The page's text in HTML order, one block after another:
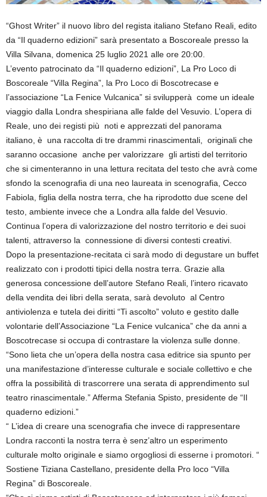
“Ghost Writer” il nuovo libro del regista italiano Stefano Reali, edito
da “Il quaderno edizioni” sarà presentato a Boscoreale presso la
Villa Silvana, domenica 25 luglio 2021 alle ore 20:00.
L’evento patrocinato da “Il quaderno edizioni”, La Pro Loco di
Boscoreale “Villa Regina”, la Pro Loco di Boscotrecase e
l’associazione “La Fenice Vulcanica” si svilupperà come un ideale
viaggio dalla Londra shespiriana alle falde del Vesuvio. L’opera di
Reale, uno dei registi più noti e apprezzati del panorama
italiano, è una raccolta di tre drammi rinascimentali, originali che
saranno occasione anche per valorizzare gli artisti del territorio
che si cimenteranno in una lettura recitata del testo che avrà come
sfondo la scenografia di una neo laureata in scenografia, Cecco
Fabiola, figlia della nostra terra, che ha riprodotto due scene del
testo, ambiente invece che a Londra alla falde del Vesuvio.
Continua l’opera di valorizzazione del nostro territorio e dei suoi
talenti, attraverso la connessione di diversi contesti creativi.
Dopo la presentazione-recitata ci sarà modo di degustare un buffet
realizzato con i prodotti tipici della nostra terra. Grazie alla
generosa concessione dell’autore Stefano Reali, l’intero ricavato
della vendita dei libri della serata, sarà devoluto al Centro
antiviolenza e tutela dei diritti “Ti ascolto” voluto e gestito dalle
volontarie dell’Associazione “La Fenice vulcanica” che da anni a
Boscotrecase si occupa di contrastare la violenza sulle donne.
“Sono lieta che un’opera della nostra casa editrice sia spunto per
una manifestazione d’interesse culturale e sociale collettivo e che
offra la possibilità di trascorrere una serata di apprendimento sul
teatro rinascimentale.” Afferma Stefania Spisto, presidente de “Il
quaderno edizioni.”
“ L’idea di creare una scenografia che invece di rappresentare
Londra racconti la nostra terra è senz’altro un esperimento
culturale molto originale e siamo orgogliosi di esserne i promotori. “
Sostiene Tiziana Castellano, presidente della Pro loco “Villa
Regina” di Boscoreale.